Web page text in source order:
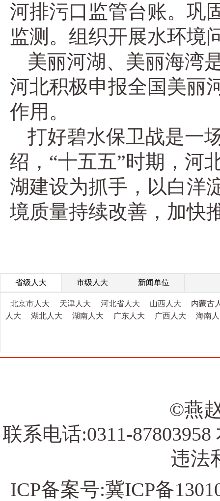
河排污口监管台账。巩
监测。组织开展水环境
美丽河湖、美丽海湾
河北积极申报全国美丽
作用。
打好碧水保卫战是一
绍，“十五五”时期，河
湖建设为抓手，以白洋
境质量持续改善，加快
省级人大 市级人大 新闻单位
北京市人大 天津人大 河北省人大 山西人大
内蒙古
人大
湖北人大 湖南人大 广东人大 广西人大 海南
©燕
联系电话:0311-
违法
ICP备案号:冀ICP备